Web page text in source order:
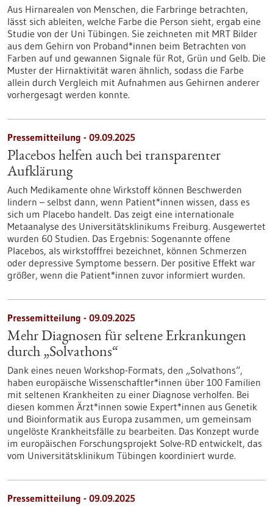
Aus Hirnarealen von Menschen, die Farbringe betrachten,
lässt sich ableiten, welche Farbe die Person sieht, ergab eine
Studie von der Uni Tübingen. Sie zeichneten mit MRT Bilder
aus dem Gehirn von Proband*innen beim Betrachten von
Farben auf und gewannen Signale für Rot, Grün und Gelb. Die
Muster der Hirnaktivität waren ähnlich, sodass die Farbe
allein durch Vergleich mit Aufnahmen aus Gehirnen anderer
vorhergesagt werden konnte.
Pressemitteilung - 09.09.2025
Placebos helfen auch bei transparenter
Aufklärung
Auch Medikamente ohne Wirkstoff können Beschwerden
lindern – selbst dann, wenn Patient*innen wissen, dass es
sich um Placebo handelt. Das zeigt eine internationale
Metaanalyse des Universitätsklinikums Freiburg. Ausgewertet
wurden 60 Studien. Das Ergebnis: Sogenannte offene
Placebos, als wirkstofffrei bezeichnet, können Schmerzen
oder depressive Symptome bessern. Der positive Effekt war
größer, wenn die Patient*innen zuvor informiert wurden.
Pressemitteilung - 09.09.2025
Mehr Diagnosen für seltene Erkrankungen
durch „Solvathons“
Dank eines neuen Workshop-Formats, den „Solvathons“,
haben europäische Wissenschaftler*innen über 100 Familien
mit seltenen Krankheiten zu einer Diagnose verholfen. Bei
diesen kommen Ärzt*innen sowie Expert*innen aus Genetik
und Bioinformatik aus Europa zusammen, um gemeinsam
ungelöste Krankheitsfälle zu bearbeiten. Das Konzept wurde
im europäischen Forschungsprojekt Solve-RD entwickelt, das
vom Universitätsklinikum Tübingen koordiniert wurde.
Pressemitteilung - 09.09.2025